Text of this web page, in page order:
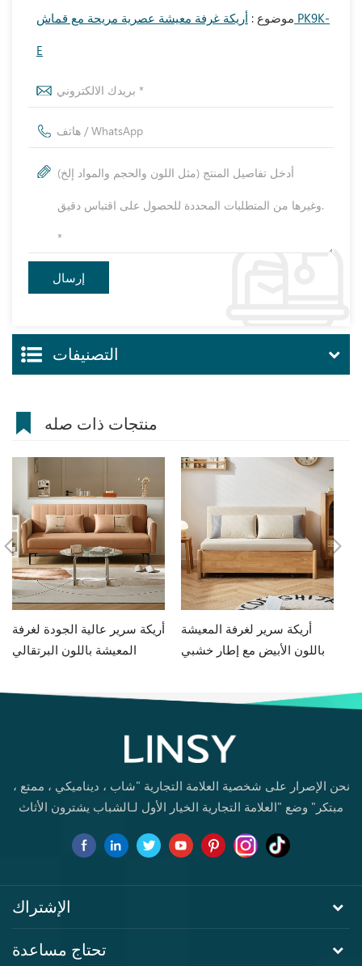
موضوع : أريكة غرفة معيشة عصرية مريحة مع قماش PK9K-
E
التصنيفات
منتجات ذات صله
أريكة سرير عالية الجودة لغرفة
المعيشة باللون البرتقالي
أريكة سرير لغرفة المعيشة
باللون الأبيض مع إطار خشبي
نحن الإصرار على شخصية العلامة التجارية "شاب ، ديناميكي ، ممتع ،
مبتكر" وضع "العلامة التجارية الخيار الأول لـالشباب يشترون الأثاث
الإشتراك
تحتاج مساعدة